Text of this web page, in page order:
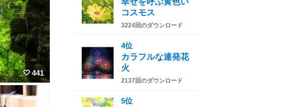
441
コスモス
3224回のダウンロード
4位
カラフルな連発花
火
2137回のダウンロード
5位